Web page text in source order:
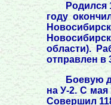
Родился
году
области).
отправлен в
Боевую
на У-2. С
Совершил